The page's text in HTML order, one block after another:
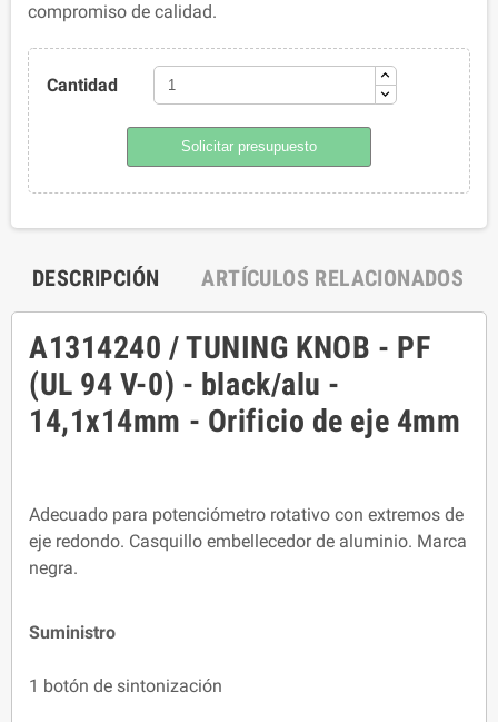
compromiso de calidad.
Cantidad
Solicitar presupuesto
DESCRIPCIÓN ARTÍCULOS RELACIONADOS
A1314240 / TUNING KNOB - PF
(UL 94 V-0) - black/alu -
14,1x14mm - Orificio de eje 4mm
Adecuado para potenciómetro rotativo con extremos de
eje redondo. Casquillo embellecedor de aluminio. Marca
negra.
Suministro
1 botón de sintonización